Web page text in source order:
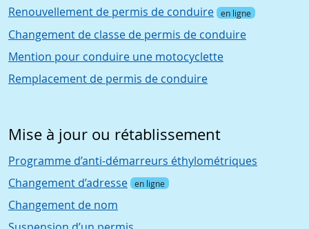
Renouvellement de permis de conduire
en ligne
Changement de classe de permis de conduire
Mention pour conduire une motocyclette
Remplacement de permis de conduire
Mise à jour ou rétablissement
Programme d’anti-démarreurs éthylométriques
Changement d’adresse
en ligne
Changement de nom